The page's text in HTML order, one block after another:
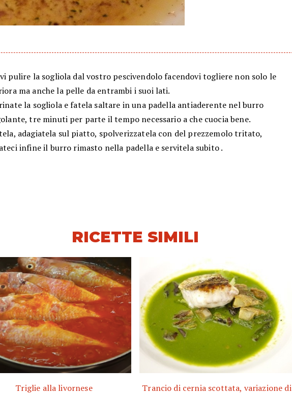
pulire la sogliola dal vostro pescivendolo facendovi togliere non solo le
ma anche la pelle da entrambi i suoi lati.
la sogliola e fatela saltare in una padella antiaderente nel burro
tre minuti per parte il tempo necessario a che cuocia bene.
adagiatela sul piatto, spolverizzatela con del prezzemolo tritato,
infine il burro rimasto nella padella e servitela subito .
RICETTE SIMILI
Triglie alla livornese
Trancio di cernia scottata, variazione di